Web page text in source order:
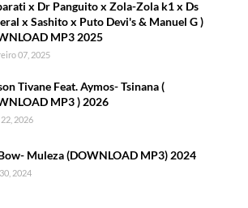
x Dr Panguito x Zola-Zola k1 x Ds
x Sashito x Puto Devi's & Manuel G )
MP3 2025
07, 2025
Tivane Feat. Aymos- Tsinana (
MP3 ) 2026
2026
Muleza (DOWNLOAD MP3) 2024
2024